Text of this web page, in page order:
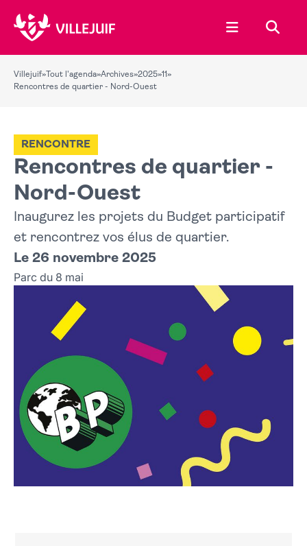
Ouvrir le
Villejuif» Tout l'agenda»Archives»2025»11»
Rencontres de quartier - Nord-Ouest
Rencontres de quartier -
Nord-Ouest
RENCONTRE
Inaugurez les projets du Budget participatif
et rencontrez vos élus de quartier.
Le 26 novembre 2025
Parc du 8 mai